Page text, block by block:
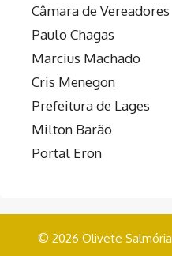
Câmara de Vereadores
Paulo Chagas
Marcius Machado
Cris Menegon
Prefeitura de Lages
Milton Barão
Portal Eron
© 2026 Olivete Salmória